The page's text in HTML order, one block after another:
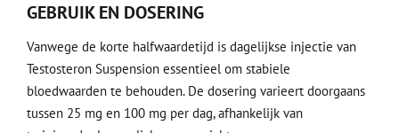
GEBRUIK EN DOSERING
Vanwege de korte halfwaardetijd is dagelijkse injectie van
Testosteron Suspension essentieel om stabiele
bloedwaarden te behouden. De dosering varieert doorgaans
tussen 25 mg en 100 mg per dag, afhankelijk van